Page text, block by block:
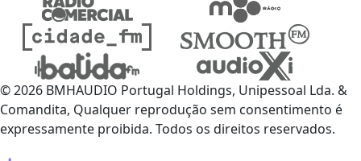
© 2026 BMHAUDIO Portugal Holdings, Unipessoal Lda. &
Comandita, Qualquer reprodução sem consentimento é
expressamente proibida. Todos os direitos reservados.